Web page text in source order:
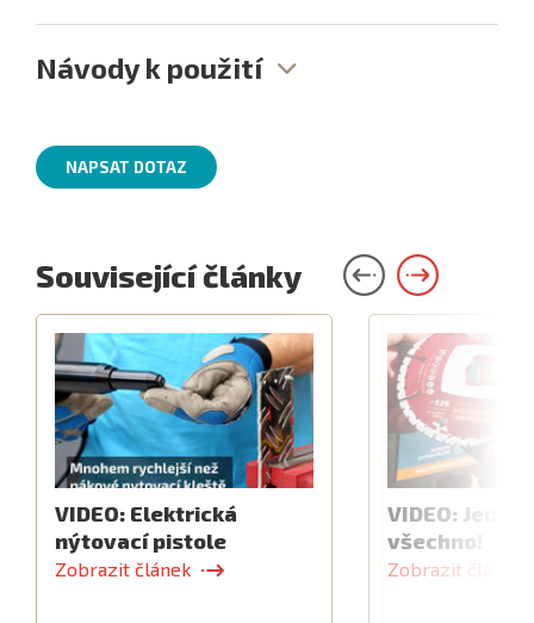
Návody k použití
NAPSAT DOTAZ
Související články
VIDEO: Elektrická
nýtovací pistole
Zobrazit článek
VIDEO:
všechno!
Zobrazit článek